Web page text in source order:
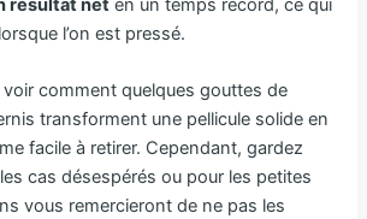
résultat net en un temps record, ce qui
l’on est pressé.
comment quelques gouttes de
transforment une pellicule solide en
facile à retirer. Cependant, gardez
cas désespérés ou pour les petites
vous remercieront de ne pas les